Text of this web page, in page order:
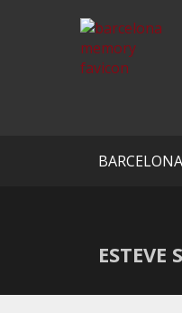
ESTEVE